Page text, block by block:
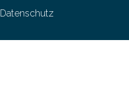
Datenschutz